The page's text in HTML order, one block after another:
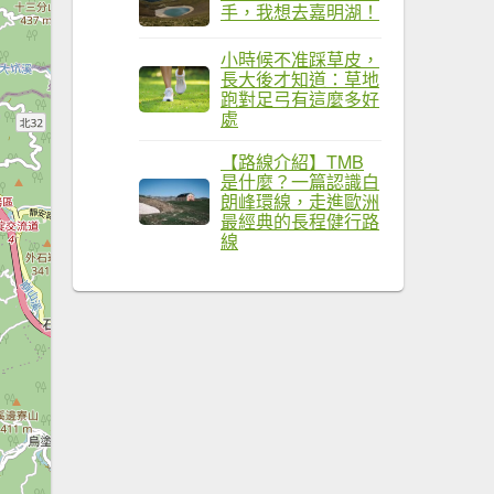
手，我想去嘉明湖！
小時候不准踩草皮，
長大後才知道：草地
跑對足弓有這麼多好
處
【路線介紹】TMB
是什麼？一篇認識白
朗峰環線，走進歐洲
最經典的長程健行路
線